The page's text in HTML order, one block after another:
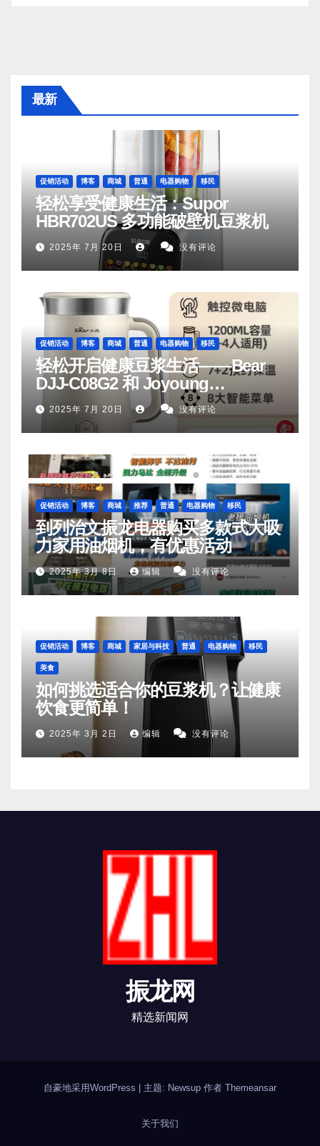
最新
促销活动 博客 商城 普通 电器购物 移民
轻松享受健康生活：Supor
HBR702US 多功能破壁机豆浆机
2025年 7月 20日 没有评论
促销活动 博客 商城 普通 电器购物 移民
轻松开启健康豆浆生活——Bear
DJJ‑C08G2 和 Joyoung
DJ06M‑D53，你值得拥有
2025年 7月 20日 没有评论
促销活动 博客 商城 推荐 普通 电器购物 移民
到列治文振龙电器购买多款式大吸
力家用油烟机，有优惠活动
2025年 3月 8日 编辑 没有评论
促销活动 博客 商城 家居与科技 普通 电器购物 移民
美食
如何挑选适合你的豆浆机？让健康
饮食更简单！
2025年 3月 2日 编辑 没有评论
振龙网
精选新闻网
自豪地采用WordPress 主题: Newsup 作者 Themeansar
关于我们